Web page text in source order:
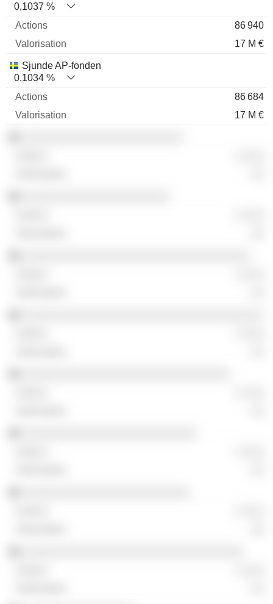
0,1037 %
86 940
17 M €
Sjunde AP-fonden
0,1034 %
86 684
17 M €